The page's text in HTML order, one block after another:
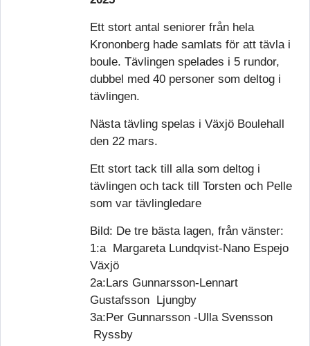
Ett stort antal seniorer från hela
Krononberg hade samlats för att tävla i
boule. Tävlingen spelades i 5 rundor,
dubbel med 40 personer som deltog i
tävlingen.
Nästa tävling spelas i Växjö Boulehall
den 22 mars.
Ett stort tack till alla som deltog i
tävlingen och tack till Torsten och Pelle
som var tävlingledare
Bild: De tre bästa lagen, från vänster:
1:a Margareta Lundqvist-Nano Espejo
Växjö
2a:Lars Gunnarsson-Lennart
Gustafsson Ljungby
3a:Per Gunnarsson -Ulla Svensson
Ryssby